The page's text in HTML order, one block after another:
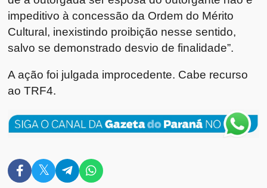
impeditivo à concessão da Ordem do Mérito
Cultural, inexistindo proibição nesse sentido,
salvo se demonstrado desvio de finalidade”.
A ação foi julgada improcedente. Cabe recurso
ao TRF4.